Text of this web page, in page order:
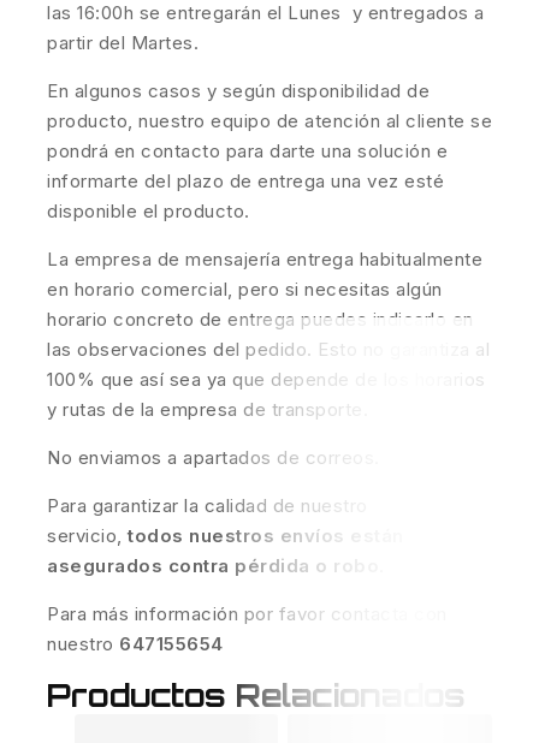
las 16:00h se entregarán el Lunes y entregados a
partir del Martes.
En algunos casos y según disponibilidad de
producto, nuestro equipo de atención al cliente se
pondrá en contacto para darte una solución e
informarte del plazo de entrega una vez esté
disponible el producto.
La empresa de mensajería entrega habitualmente
en horario comercial, pero si necesitas algún
horario concreto de entrega puedes indicarlo en
las observaciones del pedido. Esto no garantiza al
100% que así sea ya que depende de los horarios
y rutas de la empresa de transporte.
No enviamos a apartados de correos.
Para garantizar la calidad de nuestro
servicio,todos nuestros envíos están
asegurados contra pérdida o robo
Para más información por favor contacta con
nuestro 647155654
Productos Relacionados